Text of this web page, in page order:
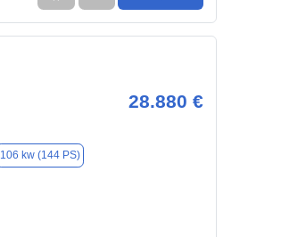
28.880 €
106 kw (144 PS)